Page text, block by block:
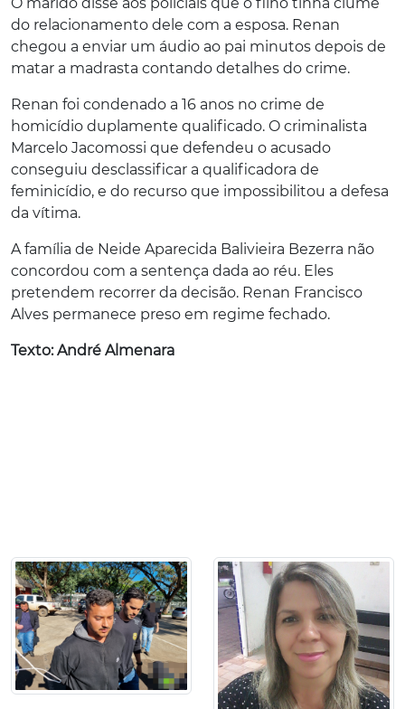
do relacionamento dele com a esposa. Renan
chegou a enviar um áudio ao pai minutos depois de
matar a madrasta contando detalhes do crime.
Renan foi condenado a 16 anos no crime de
homicídio duplamente qualificado. O criminalista
Marcelo Jacomossi que defendeu o acusado
conseguiu desclassificar a qualificadora de
feminicídio, e do recurso que impossibilitou a defesa
da vítima.
A família de Neide Aparecida Balivieira Bezerra não
concordou com a sentença dada ao réu. Eles
pretendem recorrer da decisão. Renan Francisco
Alves permanece preso em regime fechado.
Texto: André Almenara